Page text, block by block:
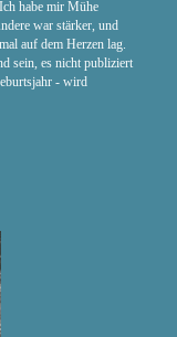
habe mir Mühe
war stärker, und
auf dem Herzen lag.
sein, es nicht publiziert
- wird